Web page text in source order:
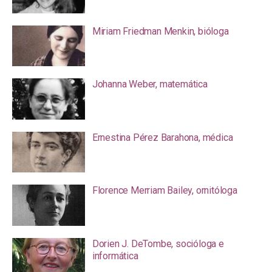
Miriam Friedman Menkin, bióloga
Johanna Weber, matemática
Ernestina Pérez Barahona, médica
Florence Merriam Bailey, ornitóloga
Dorien J. DeTombe, socióloga e
informática